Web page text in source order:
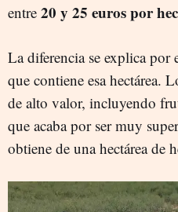
entre 20 y 25 euros por
La diferencia se explica
que contiene esa hectárea.
de alto valor, incluyendo
que acaba por ser muy
obtiene de una hectárea de